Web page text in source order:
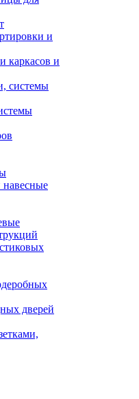
и
каркасов и
системы
навесные
дверей